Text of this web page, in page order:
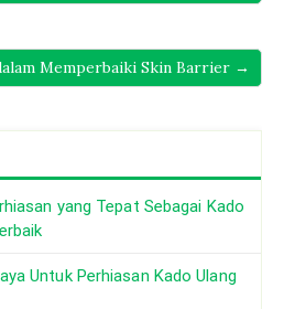
Memperbaiki Skin Barrier →
yang Tepat Sebagai Kado
Untuk Perhiasan Kado Ulang